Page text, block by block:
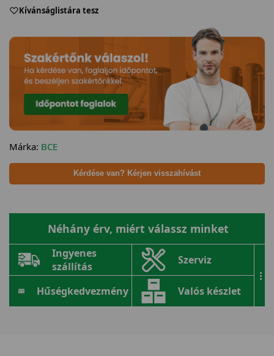
Kívánságlistára tesz
Márka: BCE
Kérdése van? Kérjen visszahívást
Néhány érv, miért válassz minket
Ingyenes
szállítás
Szerviz
Hűségkedvezmény Valós készlet
...